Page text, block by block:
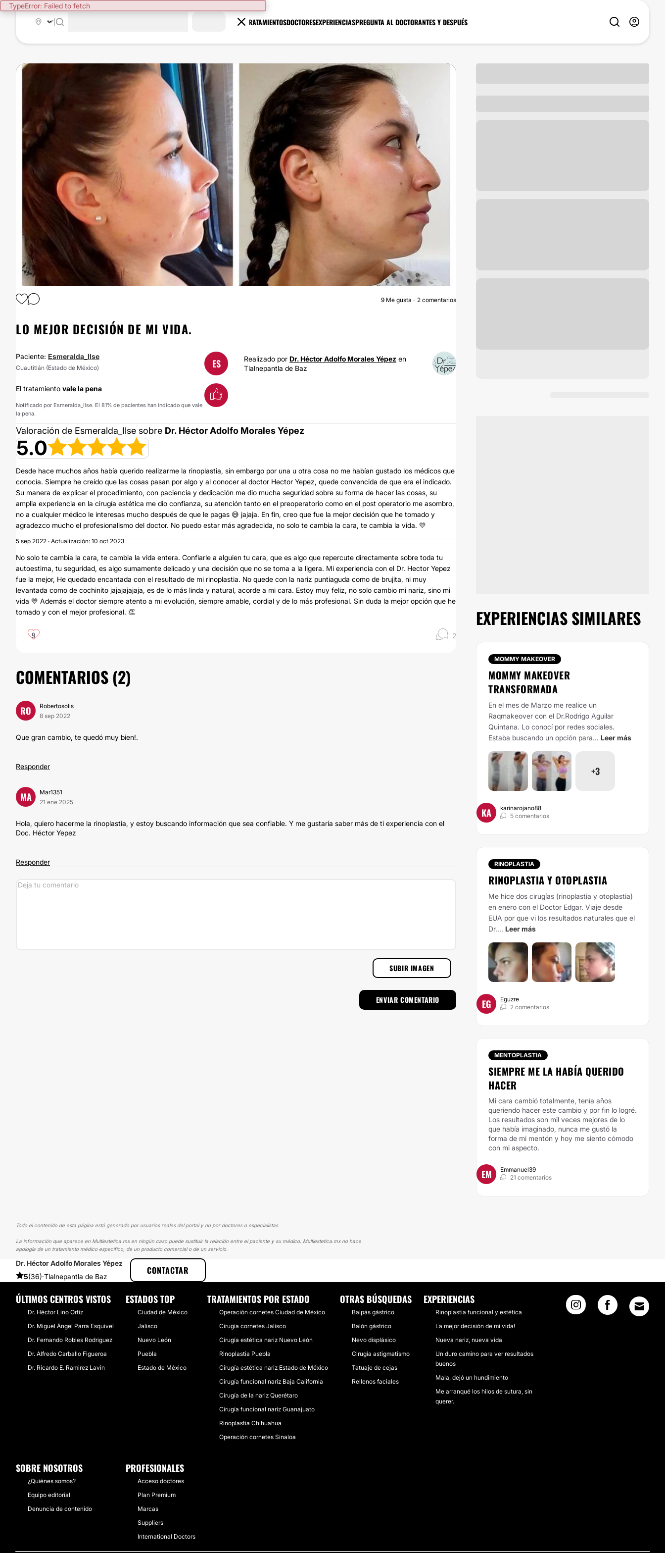
TypeError: Failed to fetch
TRATAMIENTOSDOCTORESEXPERIENCIASPREGUNTA AL DOCTORANTES Y DESPUÉS
RINOPLASTIA
9 Me gusta 2 comentarios
LO MEJOR DECISIÓN DE MI VIDA.
Paciente: Esmeralda_Ilse
Cuautitlán (Estado de México) ES Realizado por Dr. Héctor Adolfo Morales Yépez en
Tlalnepantla de Baz
El tratamiento vale la pena
Notificado por Esmeralda_Ilse. El 81% de pacientes han indicado que vale
la pena.
Valoración de Esmeralda_Ilse sobre Dr. Héctor Adolfo Morales Yépez
5.0
Desde hace muchos años había querido realizarme la rinoplastia, sin embargo por una u otra cosa no me habían gustado los médicos que
conocía. Siempre he creído que las cosas pasan por algo y al conocer al doctor Hector Yepez, quede convencida de que era el indicado.
Su manera de explicar el procedimiento, con paciencia y dedicación me dio mucha seguridad sobre su forma de hacer las cosas, su
amplia experiencia en la cirugía estética me dio confianza, su atención tanto en el preoperatorio como en el post operatorio me asombro,
no a cualquier médico le interesas mucho después de que le pagas 😅 jajaja. En fin, creo que fue la mejor decisión que he tomado y
agradezco mucho el profesionalismo del doctor. No puedo estar más agradecida, no solo te cambia la cara, te cambia la vida. 💛
5 sep 2022 · Actualización: 10 oct 2023
No solo te cambia la cara, te cambia la vida entera. Confiarle a alguien tu cara, que es algo que repercute directamente sobre toda tu
autoestima, tu seguridad, es algo sumamente delicado y una decisión que no se toma a la ligera. Mi experiencia con el Dr. Hector Yepez
fue la mejor, He quedado encantada con el resultado de mi rinoplastia. No quede con la nariz puntiaguda como de brujita, ni muy
levantada como de cochinito jajajajajaja, es de lo más linda y natural, acorde a mi cara. Estoy muy feliz, no solo cambio mi nariz, sino mi
vida 💛 Además el doctor siempre atento a mi evolución, siempre amable, cordial y de lo más profesional. Sin duda la mejor opción que he
tomado y con el mejor profesional. 👏
9 2
COMENTARIOS (2)
RO
Robertosolis
8 sep 2022
Que gran cambio, te quedó muy bien!.
Responder
MA
Mar1351
21 ene 2025
Hola, quiero hacerme la rinoplastia, y estoy buscando información que sea confiable. Y me gustaría saber más de ti experiencia con el
Doc. Héctor Yepez
Responder
SUBIR IMAGEN
EXPERIENCIAS SIMILARES
MOMMY MAKEOVER
MOMMY MAKEOVER
TRANSFORMADA
En el mes de Marzo me realice un
Raqmakeover con el Dr.Rodrigo Aguilar
Quintana. Lo conocí por redes sociales.
Estaba buscando un opción para... Leer más
+3
KA
karinarojano88
5 comentarios
RINOPLASTIA
RINOPLASTIA Y OTOPLASTIA
Me hice dos cirugías (rinoplastia y otoplastia)
en enero con el Doctor Edgar. Viaje desde
EUA por que vi los resultados naturales que el
Dr.... Leer más
EG
Eguzre
2 comentarios
MENTOPLASTIA
SIEMPRE ME LA HABÍA QUERIDO
HACER
Mi cara cambió totalmente, tenía años
queriendo hacer este cambio y por fin lo logré.
Los resultados son mil veces mejores de lo
que había imaginado, nunca me gustó la
forma de mi mentón y hoy me siento cómodo
con mi aspecto.
EM
Emmanuel39
21 comentarios
Todo el contenido de esta página está generado por usuarios reales del portal y no por doctores o especialistas.
La información que aparece en Multiestetica.mx en ningún caso puede sustituir la relación entre el paciente y su médico. Multiestetica.mx no hace
apología de un tratamiento médico específico, de un producto comercial o de un servicio.
Dr. Héctor Adolfo Morales Yépez
5(36)·Tlalnepantla de Baz
CONTACTAR
MULTIESTETICA EXPERIENCIAS EXPERIENCIAS SOBRE RINOPLASTIA
ÚLTIMOS CENTROS VISTOS
Dr. Héctor Lino Ortiz
Dr. Miguel Ángel Parra Esquivel
Dr. Fernando Robles Rodriguez
Dr. Alfredo Carballo Figueroa
Dr. Ricardo E. Ramirez Lavin
ESTADOS TOP
Ciudad de México
Jalisco
Nuevo León
Puebla
Estado de México
TRATAMIENTOS POR ESTADO
Operación cornetes Ciudad de México
Cirugía cornetes Jalisco
Cirugía estética nariz Nuevo León
Rinoplastia Puebla
Cirugía estética nariz Estado de México
Cirugía funcional nariz Baja California
Cirugía de la nariz Querétaro
Cirugía funcional nariz Guanajuato
Rinoplastia Chihuahua
Operación cornetes Sinaloa
OTRAS BÚSQUEDAS
Baipás gástrico
Balón gástrico
Nevo displásico
Cirugía astigmatismo
Tatuaje de cejas
Rellenos faciales
EXPERIENCIAS
Rinoplastia funcional y estética
La mejor decisión de mi vida!
Nueva nariz, nueva vida
Un duro camino para ver resultados
buenos
Mala, dejó un hundimiento
Me arranqué los hilos de sutura, sin
querer.
SOBRE NOSOTROS
¿Quiénes somos?
Equipo editorial
Denuncia de contenido
PROFESIONALES
Acceso doctores
Plan Premium
Marcas
Suppliers
International Doctors